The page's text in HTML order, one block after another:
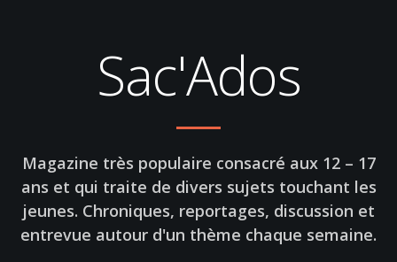
Sac'Ados
Magazine très populaire consacré aux 12 – 17
ans et qui traite de divers sujets touchant les
jeunes. Chroniques, reportages, discussion et
entrevue autour d'un thème chaque semaine.